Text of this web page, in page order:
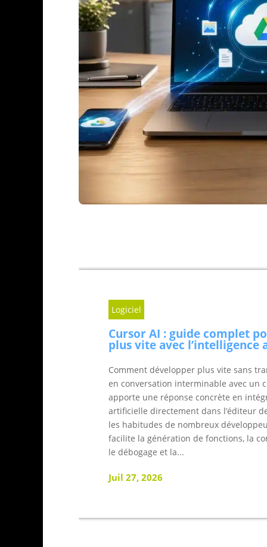
Logiciel
Cursor AI : guide complet
plus vite avec
Comment développer plus vite sans
en conversation interminable avec un
apporte une réponse concrète en
artificielle directement dans l’éditeur
les habitudes de nombreux
facilite la génération de fonctions, la
le débogage et la...
Juil 27, 2026